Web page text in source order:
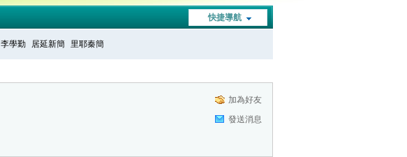
快捷導航
李學勤 居延新簡 里耶秦簡
加為好友
發送消息